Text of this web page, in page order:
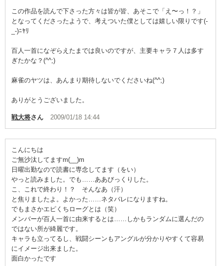
この作品を読んで下さった方々は皆が皆、あそこで「え〜っ！？」
となってくださったようで、考えついた僕としては嬉しい限りです(-
_-)ﾆﾔﾘ
百人一首になぞらえたまでは良いのですが、主要キャラ７人は多す
ぎたかな？(^^;)
麻雀のヤツは、あんまり期待しないでくださいね(^^;)
ありがとうございました。
戦大将さん 2009/01/18 14:44
こんにちは
ご無沙汰してますm(__)m
日曜出勤なので読書に専念してます（をい）
やっと読みました。でも……ああびっくりした。
こ、これで終わり！？ そんなあ（汗）
と焦りましたよ。よかった……ネタバレになりますね。
でもまさかエピくちローグとは（笑）
メンバーが百人一首に由来するとは……しかもランダムに選んだの
ではない所が綺麗です。
キャラも立ってるし、戦闘シーンもアングルが分かりやすくて容易
にイメージ出来ました。
面白かったです